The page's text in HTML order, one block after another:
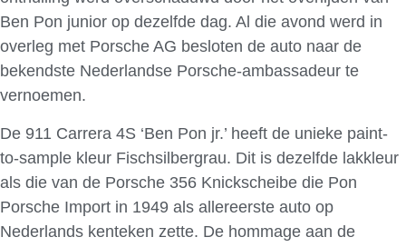
Ben Pon junior op dezelfde dag. Al die avond werd in
overleg met Porsche AG besloten de auto naar de
bekendste Nederlandse Porsche-ambassadeur te
vernoemen.
De 911 Carrera 4S ‘Ben Pon jr.’ heeft de unieke paint-
to-sample kleur Fischsilbergrau. Dit is dezelfde lakkleur
als die van de Porsche 356 Knickscheibe die Pon
Porsche Import in 1949 als allereerste auto op
Nederlands kenteken zette. De hommage aan de